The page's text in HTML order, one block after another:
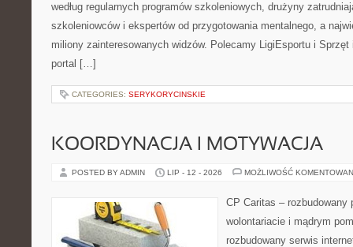
według regularnych programów szkoleniowych, drużyny
szkoleniowców i ekspertów od przygotowania mentalnego, a
miliony zainteresowanych widzów. Polecamy LigiEsportu i
portal […]
CATEGORIES: SERYKORYCINSKIE
KOORDYNACJA I MOTYWACJA
POSTED BY ADMIN LIP - 12 - 2026 MOŻLIWOŚĆ
CP Caritas – rozbudowany
wolontariacie i mądrym
rozbudowany serwis